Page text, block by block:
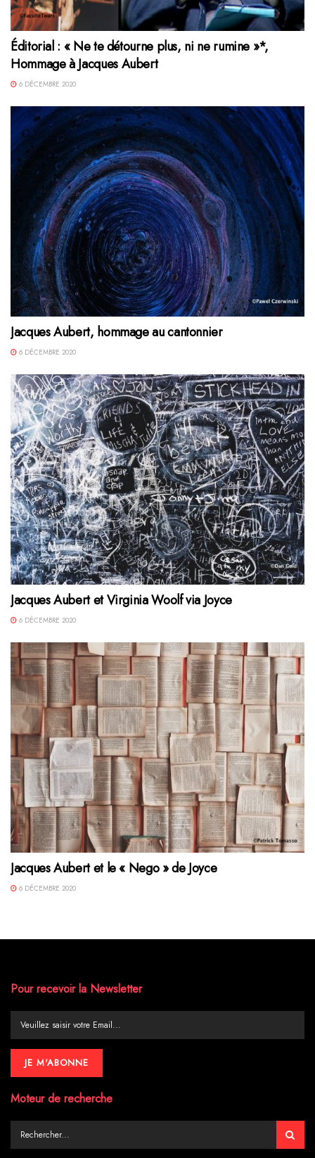
Éditorial : « Ne te détourne plus, ni ne rumine »*,
Hommage à Jacques Aubert
6 DÉCEMBRE 2020
Jacques Aubert, hommage au cantonnier
6 DÉCEMBRE 2020
Jacques Aubert et Virginia Woolf via Joyce
6 DÉCEMBRE 2020
Jacques Aubert et le « Nego » de Joyce
6 DÉCEMBRE 2020
Pour recevoir la Newsletter
Moteur de recherche